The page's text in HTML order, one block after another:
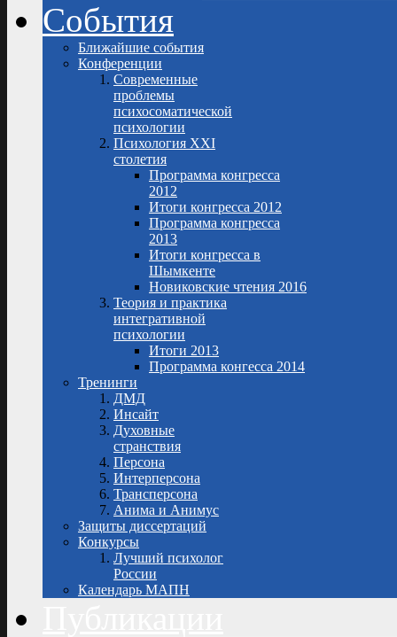
События
Ближайшие события
Конференции
Современные
проблемы
психосоматической
психологии
Психология XXI
столетия
Программа конгресса
2012
Итоги конгресса 2012
Программа конгресса
2013
Итоги конгресса в
Шымкенте
Новиковские чтения 2016
Теория и практика
интегративной
психологии
Итоги 2013
Программа конгесса 2014
Тренинги
ДМД
Инсайт
Духовные
странствия
Персона
Интерперсона
Трансперсона
Анима и Анимус
Защиты диссертаций
Конкурсы
Лучший психолог
России
Календарь МАПН